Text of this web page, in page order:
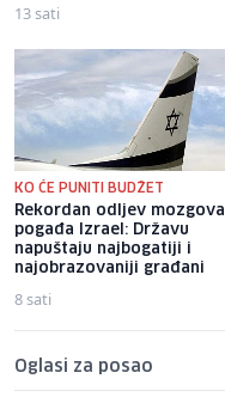
13 sati
KO ĆE PUNITI BUDŽET
Rekordan odljev mozgova
pogađa Izrael: Državu
napuštaju najbogatiji i
najobrazovaniji građani
8 sati
Oglasi za posao